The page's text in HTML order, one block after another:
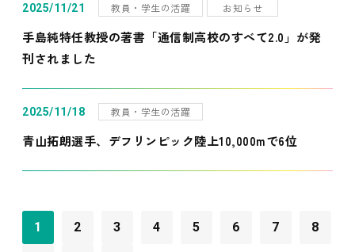
2025/11/21 教員・学生の活躍 お知らせ
手島純特任教授の著書「通信制高校のすべて2.0」が発
刊されました
2025/11/18 教員・学生の活躍
青山拓朗選手、デフリンピック陸上10,000mで6位
1 2 3 4 5 6 7 8